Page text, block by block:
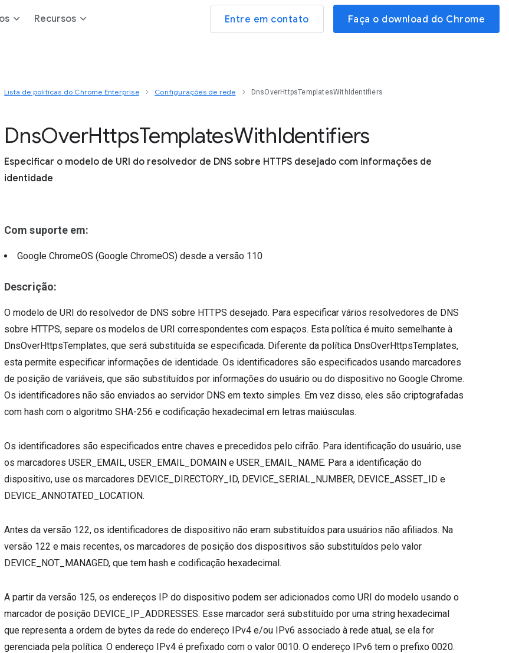
Recursos Entre em contato Faça o download do Chrome
Lista de políticas do Chrome Enterprise Configurações de rede DnsOverHttpsTemplatesWithIdentifiers
DnsOverHttpsTemplatesWithIdentifiers
Especificar o modelo de URI do resolvedor de DNS sobre HTTPS desejado com informações de
identidade
Com suporte em:
Google ChromeOS (Google ChromeOS) desde a versão 110
Descrição:
O modelo de URI do resolvedor de DNS sobre HTTPS desejado. Para especificar vários resolvedores de DNS
sobre HTTPS, separe os modelos de URI correspondentes com espaços. Esta política é muito semelhante à
DnsOverHttpsTemplates, que será substituída se especificada. Diferente da política DnsOverHttpsTemplates,
esta permite especificar informações de identidade. Os identificadores são especificados usando marcadores
de posição de variáveis, que são substituídos por informações do usuário ou do dispositivo no Google Chrome.
Os identificadores não são enviados ao servidor DNS em texto simples. Em vez disso, eles são criptografadas
com hash com o algoritmo SHA-256 e codificação hexadecimal em letras maiúsculas.
Os identificadores são especificados entre chaves e precedidos pelo cifrão. Para identificação do usuário, use
os marcadores USER_EMAIL, USER_EMAIL_DOMAIN e USER_EMAIL_NAME. Para a identificação do
dispositivo, use os marcadores DEVICE_DIRECTORY_ID, DEVICE_SERIAL_NUMBER, DEVICE_ASSET_ID e
DEVICE_ANNOTATED_LOCATION.
Antes da versão 122, os identificadores de dispositivo não eram substituídos para usuários não afiliados. Na
versão 122 e mais recentes, os marcadores de posição dos dispositivos são substituídos pelo valor
DEVICE_NOT_MANAGED, que tem hash e codificação hexadecimal.
A partir da versão 125, os endereços IP do dispositivo podem ser adicionados como URI do modelo usando o
marcador de posição DEVICE_IP_ADDRESSES. Esse marcador será substituído por uma string hexadecimal
que representa a ordem de bytes da rede do endereço IPv4 e/ou IPv6 associado à rede atual, se ela for
gerenciada pela política. O endereço IPv4 é prefixado com o valor 0010. O endereço IPv6 tem o prefixo 0020.